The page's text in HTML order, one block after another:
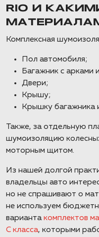
RIO И
Комплексная
Пол автомобиля;
Багажник с арками
Двери;
Крышу;
Крышку багажника
Также, за отдельную
шумоизоляцию
моторным щитом.
Из нашей долгой
владельцы авто
но не спрашивают о
не используем
вариантакомплектов
C класса, которыми